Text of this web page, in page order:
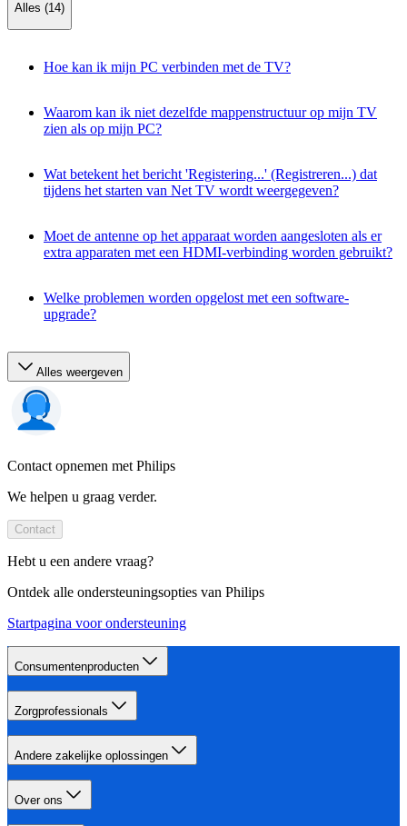
Alles (14)
Hoe kan ik mijn PC verbinden met de TV?
Waarom kan ik niet dezelfde mappenstructuur op mijn TV
zien als op mijn PC?
Wat betekent het bericht 'Registering...' (Registreren...) dat
tijdens het starten van Net TV wordt weergegeven?
Moet de antenne op het apparaat worden aangesloten als er
extra apparaten met een HDMI-verbinding worden gebruikt?
Welke problemen worden opgelost met een software-
upgrade?
Alles weergeven
Contact opnemen met Philips
We helpen u graag verder.
Contact
Hebt u een andere vraag?
Ontdek alle ondersteuningsopties van Philips
Startpagina voor ondersteuning
Consumentenproducten
Zorgprofessionals
Andere zakelijke oplossingen
Over ons